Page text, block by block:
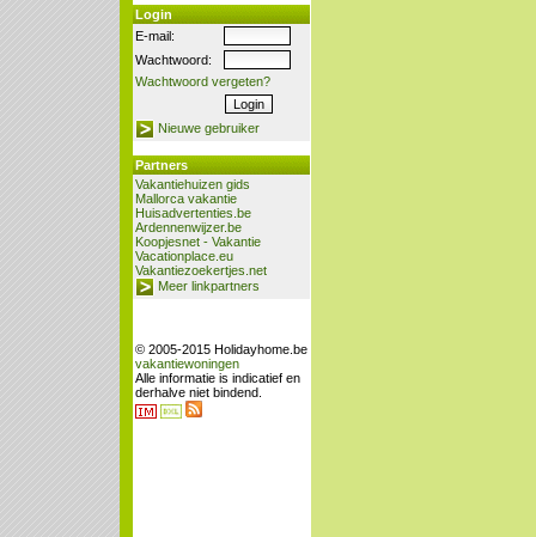
Login
E-mail:
Wachtwoord:
Wachtwoord vergeten?
Nieuwe gebruiker
Partners
Vakantiehuizen gids
Mallorca vakantie
Huisadvertenties.be
Ardennenwijzer.be
Koopjesnet - Vakantie
Vacationplace.eu
Vakantiezoekertjes.net
Meer linkpartners
© 2005-2015 Holidayhome.be
vakantiewoningen
Alle informatie is indicatief en
derhalve niet bindend.